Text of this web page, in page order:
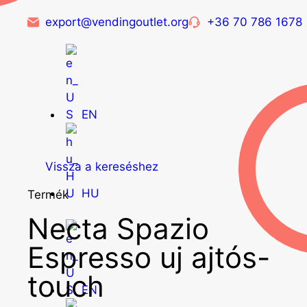
export@vendingoutlet.org +36 70 786 1678
EN
HU
EN
Vissza a kereséshez
Termék
Necta Spazio
Espresso uj ajtós-
touch